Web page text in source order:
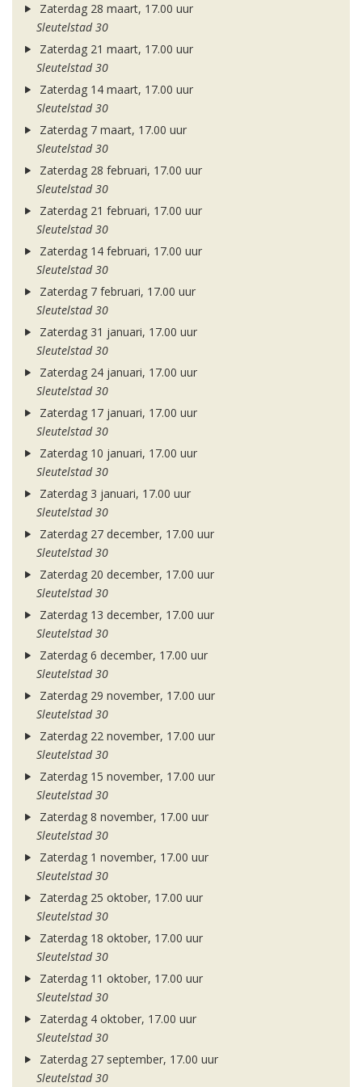
Zaterdag 28 maart, 17.00 uur
Sleutelstad 30
Zaterdag 21 maart, 17.00 uur
Sleutelstad 30
Zaterdag 14 maart, 17.00 uur
Sleutelstad 30
Zaterdag 7 maart, 17.00 uur
Sleutelstad 30
Zaterdag 28 februari, 17.00 uur
Sleutelstad 30
Zaterdag 21 februari, 17.00 uur
Sleutelstad 30
Zaterdag 14 februari, 17.00 uur
Sleutelstad 30
Zaterdag 7 februari, 17.00 uur
Sleutelstad 30
Zaterdag 31 januari, 17.00 uur
Sleutelstad 30
Zaterdag 24 januari, 17.00 uur
Sleutelstad 30
Zaterdag 17 januari, 17.00 uur
Sleutelstad 30
Zaterdag 10 januari, 17.00 uur
Sleutelstad 30
Zaterdag 3 januari, 17.00 uur
Sleutelstad 30
Zaterdag 27 december, 17.00 uur
Sleutelstad 30
Zaterdag 20 december, 17.00 uur
Sleutelstad 30
Zaterdag 13 december, 17.00 uur
Sleutelstad 30
Zaterdag 6 december, 17.00 uur
Sleutelstad 30
Zaterdag 29 november, 17.00 uur
Sleutelstad 30
Zaterdag 22 november, 17.00 uur
Sleutelstad 30
Zaterdag 15 november, 17.00 uur
Sleutelstad 30
Zaterdag 8 november, 17.00 uur
Sleutelstad 30
Zaterdag 1 november, 17.00 uur
Sleutelstad 30
Zaterdag 25 oktober, 17.00 uur
Sleutelstad 30
Zaterdag 18 oktober, 17.00 uur
Sleutelstad 30
Zaterdag 11 oktober, 17.00 uur
Sleutelstad 30
Zaterdag 4 oktober, 17.00 uur
Sleutelstad 30
Zaterdag 27 september, 17.00 uur
Sleutelstad 30